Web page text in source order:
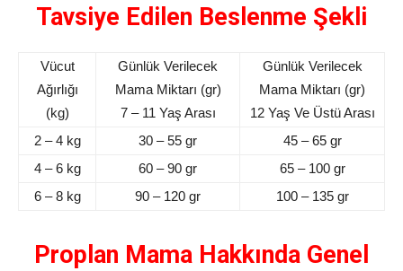
Tavsiye Edilen Beslenme Şekli
Vücut
Ağırlığı
(kg)
Günlük Verilecek
Mama Miktarı (gr)
7 – 11 Yaş Arası
Günlük Verilecek
Mama Miktarı (gr)
12 Yaş Ve Üstü Arası
2 – 4 kg
30 – 55 gr
45 – 65 gr
4 – 6 kg
60 – 90 gr
65 – 100 gr
6 – 8 kg
90 – 120 gr 100 – 135 gr
Proplan Mama Hakkında Genel